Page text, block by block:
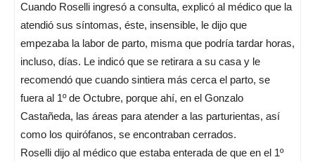
Cuando Roselli ingresó a consulta, explicó al médico que la
atendió sus síntomas, éste, insensible, le dijo que
empezaba la labor de parto, misma que podría tardar horas,
incluso, días. Le indicó que se retirara a su casa y le
recomendó que cuando sintiera más cerca el parto, se
fuera al 1º de Octubre, porque ahí, en el Gonzalo
Castañeda, las áreas para atender a las parturientas, así
como los quirófanos, se encontraban cerrados.
Roselli dijo al médico que estaba enterada de que en el 1º